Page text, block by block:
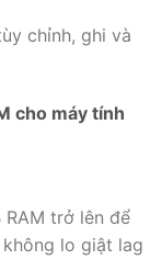
chỉnh, ghi và
cho máy tính
trở lên để
lo giật lag